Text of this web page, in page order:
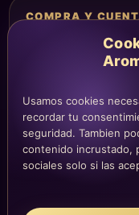
Usamos cookies
recordar tu
seguridad. Tambien
contenido incrustado,
sociales solo si las
COMPRA Y
Condiciones de
Envíos y